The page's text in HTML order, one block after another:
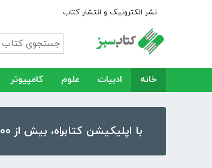
نشر الکترونیک و انتشار کتاب
خانه ادبیات علوم کامپیوتر
با اپلیکیشن کتابراه، بیش از ۵۰،۰۰۰ کتاب، کتاب صوتی و رمان را در موبایل و تبلت خود داشته باشید!